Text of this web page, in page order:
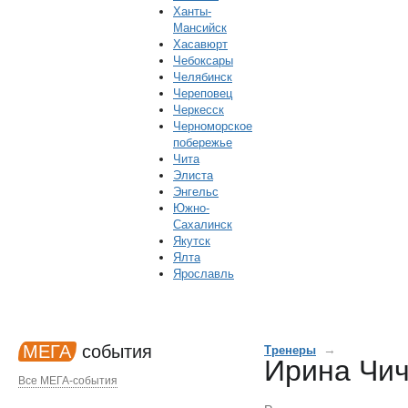
Ханты-
Мансийск
Хасавюрт
Чебоксары
Челябинск
Череповец
Черкесск
Черноморское
побережье
Чита
Элиста
Энгельс
Южно-
Сахалинск
Якутск
Ялта
Ярославль
Тренеры →
Ирина
МЕГА события
Все МЕГА-события